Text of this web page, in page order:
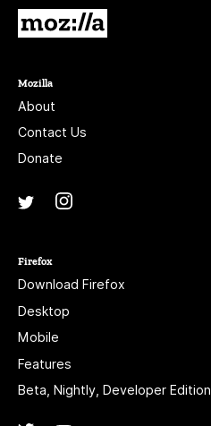
Mozilla
About
Contact Us
Donate
Twitter
Firefox
Download Firefox
Desktop
Mobile
Features
Beta, Nightly, Developer Edition